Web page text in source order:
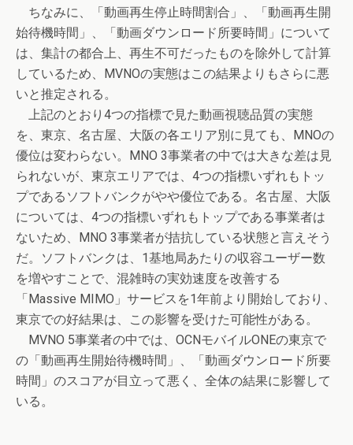
ちなみに、「動画再生停止時間割合」、「動画再生開
始待機時間」、「動画ダウンロード所要時間」について
は、集計の都合上、再生不可だったものを除外して計算
しているため、MVNOの実態はこの結果よりもさらに悪
いと推定される。
上記のとおり4つの指標で見た動画視聴品質の実態
を、東京、名古屋、大阪の各エリア別に見ても、MNOの
優位は変わらない。MNO 3事業者の中では大きな差は見
られないが、東京エリアでは、4つの指標いずれもトッ
プであるソフトバンクがやや優位である。名古屋、大阪
については、4つの指標いずれもトップである事業者は
ないため、MNO 3事業者が拮抗している状態と言えそう
だ。ソフトバンクは、1基地局あたりの収容ユーザー数
を増やすことで、混雑時の実効速度を改善する
「Massive MIMO」サービスを1年前より開始しており、
東京での好結果は、この影響を受けた可能性がある。
MVNO 5事業者の中では、OCNモバイルONEの東京で
の「動画再生開始待機時間」、「動画ダウンロード所要
時間」のスコアが目立って悪く、全体の結果に影響して
いる。